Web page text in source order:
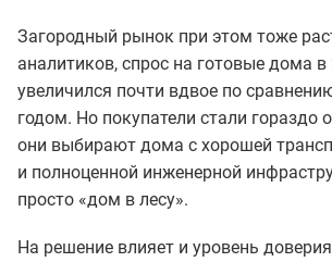
Загородный рынок при этом тоже
аналитиков, спрос на готовые дома в
увеличился почти вдвое по
годом. Но покупатели стали гораздо
они выбирают дома с хорошей
и полноценной инженерной
просто «дом в лесу».
На решение влияет и уровень